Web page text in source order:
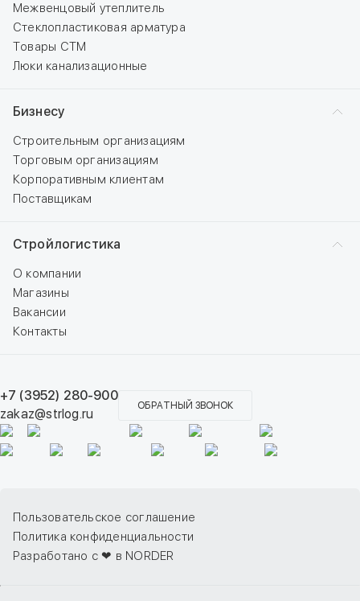
Межвенцовый утеплитель
Стеклопластиковая арматура
Товары СТМ
Люки канализационные
Бизнесу
Строительным организациям
Торговым организациям
Корпоративным клиентам
Поставщикам
Стройлогистика
О компании
Магазины
Вакансии
Контакты
+7 (3952) 280-900
zakaz@strlog.ru
ОБРАТНЫЙ ЗВОНОК
Пользовательское соглашение
Политика конфиденциальности
Разработано с ❤ в NORDER